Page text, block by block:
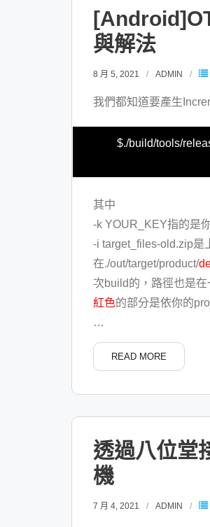
與解法
8 月 5, 2021 ADMIN
我們都知道要產生
$./build/tools/
其中
-k YOUR_KEY指的是
-i target_files-old.zip是
在./out/target/product/
次build的，路徑也是
紅色的部分是依你的
…
READ MORE
透過八位堂
機
7 月 4, 2021 ADMIN